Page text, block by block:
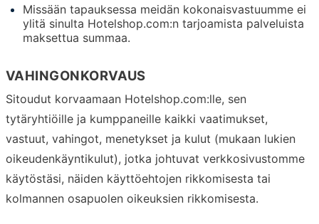
Missään tapauksessa meidän kokonaisvastuumme ei
ylitä sinulta Hotelshop.com:n tarjoamista palveluista
maksettua summaa.
VAHINGONKORVAUS
Sitoudut korvaamaan Hotelshop.com:lle, sen
tytäryhtiöille ja kumppaneille kaikki vaatimukset,
vastuut, vahingot, menetykset ja kulut (mukaan lukien
oikeudenkäyntikulut), jotka johtuvat verkkosivustomme
käytöstäsi, näiden käyttöehtojen rikkomisesta tai
kolmannen osapuolen oikeuksien rikkomisesta.